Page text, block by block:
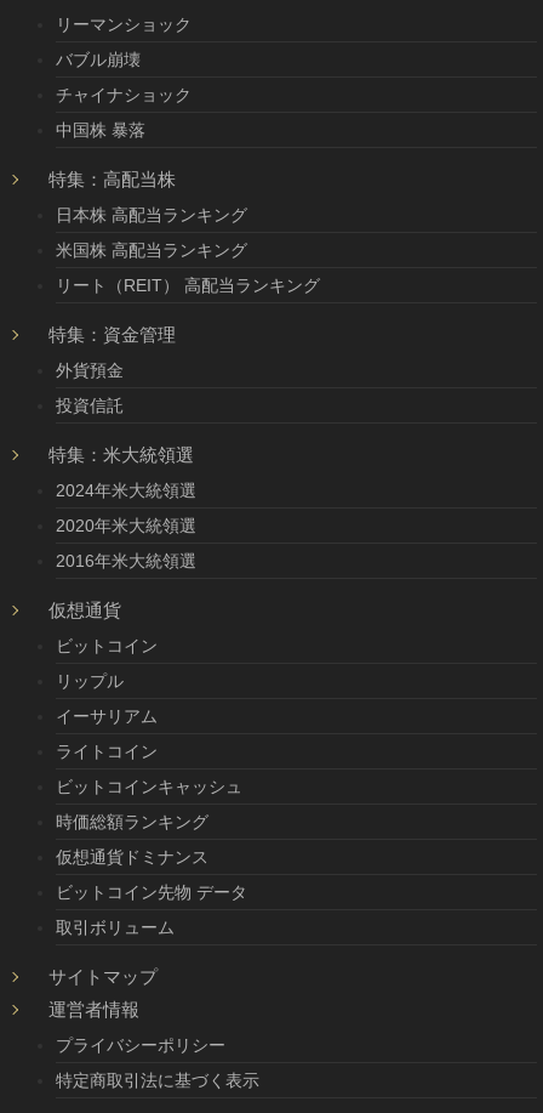
リーマンショック
バブル崩壊
チャイナショック
中国株 暴落
特集：高配当株
日本株 高配当ランキング
米国株 高配当ランキング
リート（REIT） 高配当ランキング
特集：資金管理
外貨預金
投資信託
特集：米大統領選
2024年米大統領選
2020年米大統領選
2016年米大統領選
仮想通貨
ビットコイン
リップル
イーサリアム
ライトコイン
ビットコインキャッシュ
時価総額ランキング
仮想通貨ドミナンス
ビットコイン先物 データ
取引ボリューム
サイトマップ
運営者情報
プライバシーポリシー
特定商取引法に基づく表示